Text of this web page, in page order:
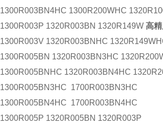
1300R003BN4HC 1300R200WHC
1300R003P 1320R003BN 1320R149W 高
1300R003V 1320R003BNHC
1300R005BN 1320R003BN3HC
1300R005BNHC 1320R003BN4HC
1300R005BN3HC 1700R003BN3HC
1300R005BN4HC 1700R003BN4HC
1300R005P 1320R005BN 1320R003P